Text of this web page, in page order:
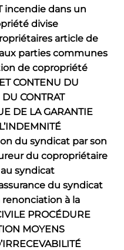
incendie dans un
divise
article de
parties communes
de copropriété
CONTENU DU
CONTRAT
DE LA GARANTIE
du syndicat par son
du copropriétaire
syndicat
du syndicat
à la
PROCÉDURE
MOYENS